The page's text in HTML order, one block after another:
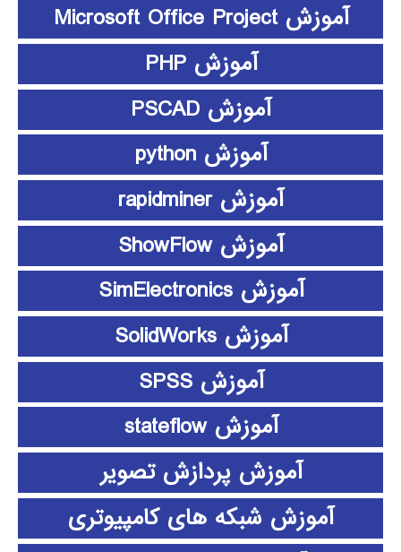
آموزش Microsoft Office Project
آموزش PHP
آموزش PSCAD
آموزش python
آموزش rapidminer
آموزش ShowFlow
آموزش SimElectronics
آموزش SolidWorks
آموزش SPSS
آموزش stateflow
آموزش پردازش تصویر
آموزش شبکه های کامپیوتری